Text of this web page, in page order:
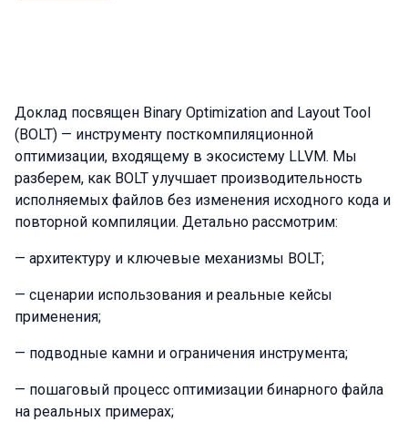
Доклад посвящен Binary Optimization and Layout Tool
(BOLT) — инструменту посткомпиляционной
оптимизации, входящему в экосистему LLVM. Мы
разберем, как BOLT улучшает производительность
исполняемых файлов без изменения исходного кода и
повторной компиляции. Детально рассмотрим:
— архитектуру и ключевые механизмы BOLT;
— сценарии использования и реальные кейсы
применения;
— подводные камни и ограничения инструмента;
— пошаговый процесс оптимизации бинарного файла
на реальных примерах;